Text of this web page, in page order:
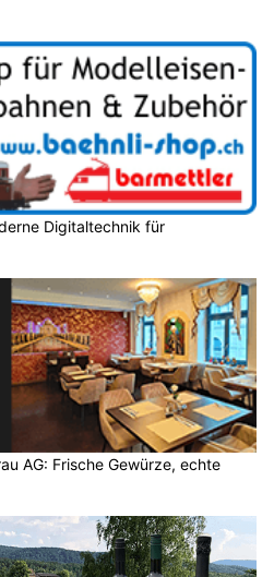
Digitaltechnik für
AG: Frische Gewürze, echte